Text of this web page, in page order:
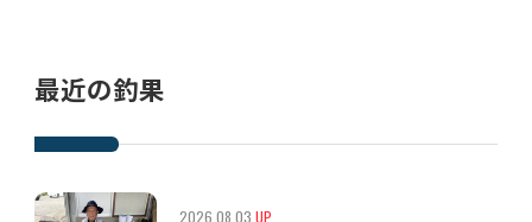
最近の釣果
2026.08.03 UP